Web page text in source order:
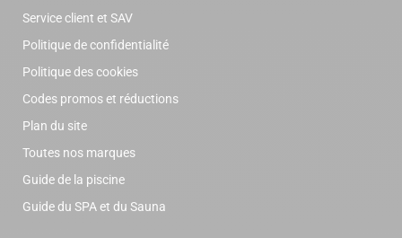
Service client et SAV
Politique de confidentialité
Politique des cookies
Codes promos et réductions
Plan du site
Toutes nos marques
Guide de la piscine
Guide du SPA et du Sauna